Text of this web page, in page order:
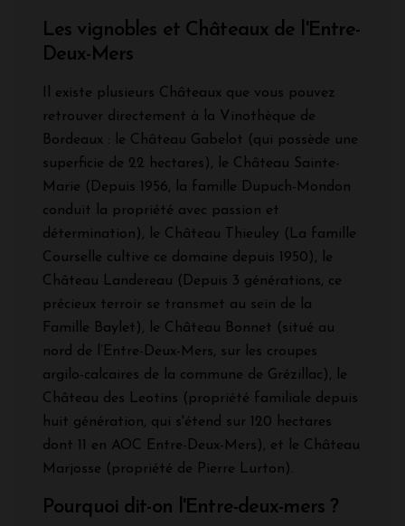
Les vignobles et Châteaux de l'Entre-
Deux-Mers
Il existe plusieurs Châteaux que vous pouvez
retrouver directement à la Vinothèque de
Bordeaux : le Château Gabelot (qui possède une
superficie de 22 hectares), le Château Sainte-
Marie (Depuis 1956, la famille Dupuch-Mondon
conduit la propriété avec passion et
détermination), le Château Thieuley (La famille
Courselle cultive ce domaine depuis 1950), le
Château Landereau (Depuis 3 générations, ce
précieux terroir se transmet au sein de la
Famille Baylet), le Château Bonnet (situé au
nord de l’Entre-Deux-Mers, sur les croupes
argilo-calcaires de la commune de Grézillac), le
Château des Leotins (propriété familiale depuis
huit génération, qui s'étend sur 120 hectares
dont 11 en AOC Entre-Deux-Mers), et le Château
Marjosse (propriété de Pierre Lurton).
Pourquoi dit-on l'Entre-deux-mers ?